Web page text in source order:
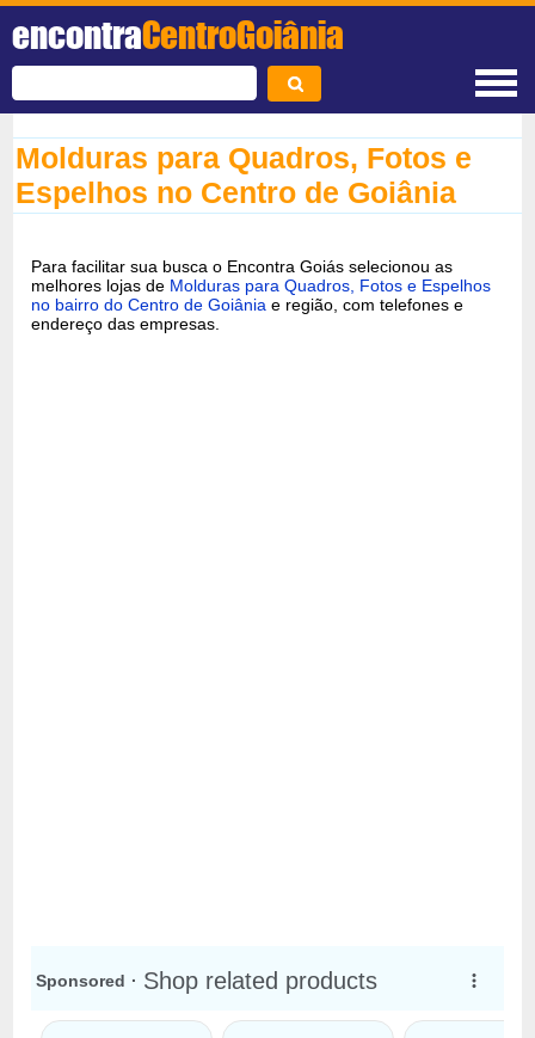
encontraCentroGoiânia
Molduras para Quadros, Fotos e
Espelhos no Centro de Goiânia
Para facilitar sua busca o Encontra Goiás selecionou as
melhores lojas de Molduras para Quadros, Fotos e Espelhos
no bairro do Centro de Goiânia e região, com telefones e
endereço das empresas.